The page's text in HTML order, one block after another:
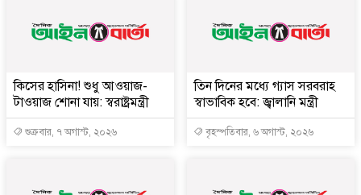
কিসের হাসিনা! শুধু আওয়াজ-
টাওয়াজ শোনা যায়: স্বরাষ্ট্রমন্ত্রী
শুক্রবার, ৭ অগাস্ট, ২০২৬
তিন দিনের মধ্যে গ্যাস সরবরাহ
স্বাভাবিক হবে: জ্বালানি মন্ত্রী
বৃহস্পতিবার, ৬ অগাস্ট, ২০২৬